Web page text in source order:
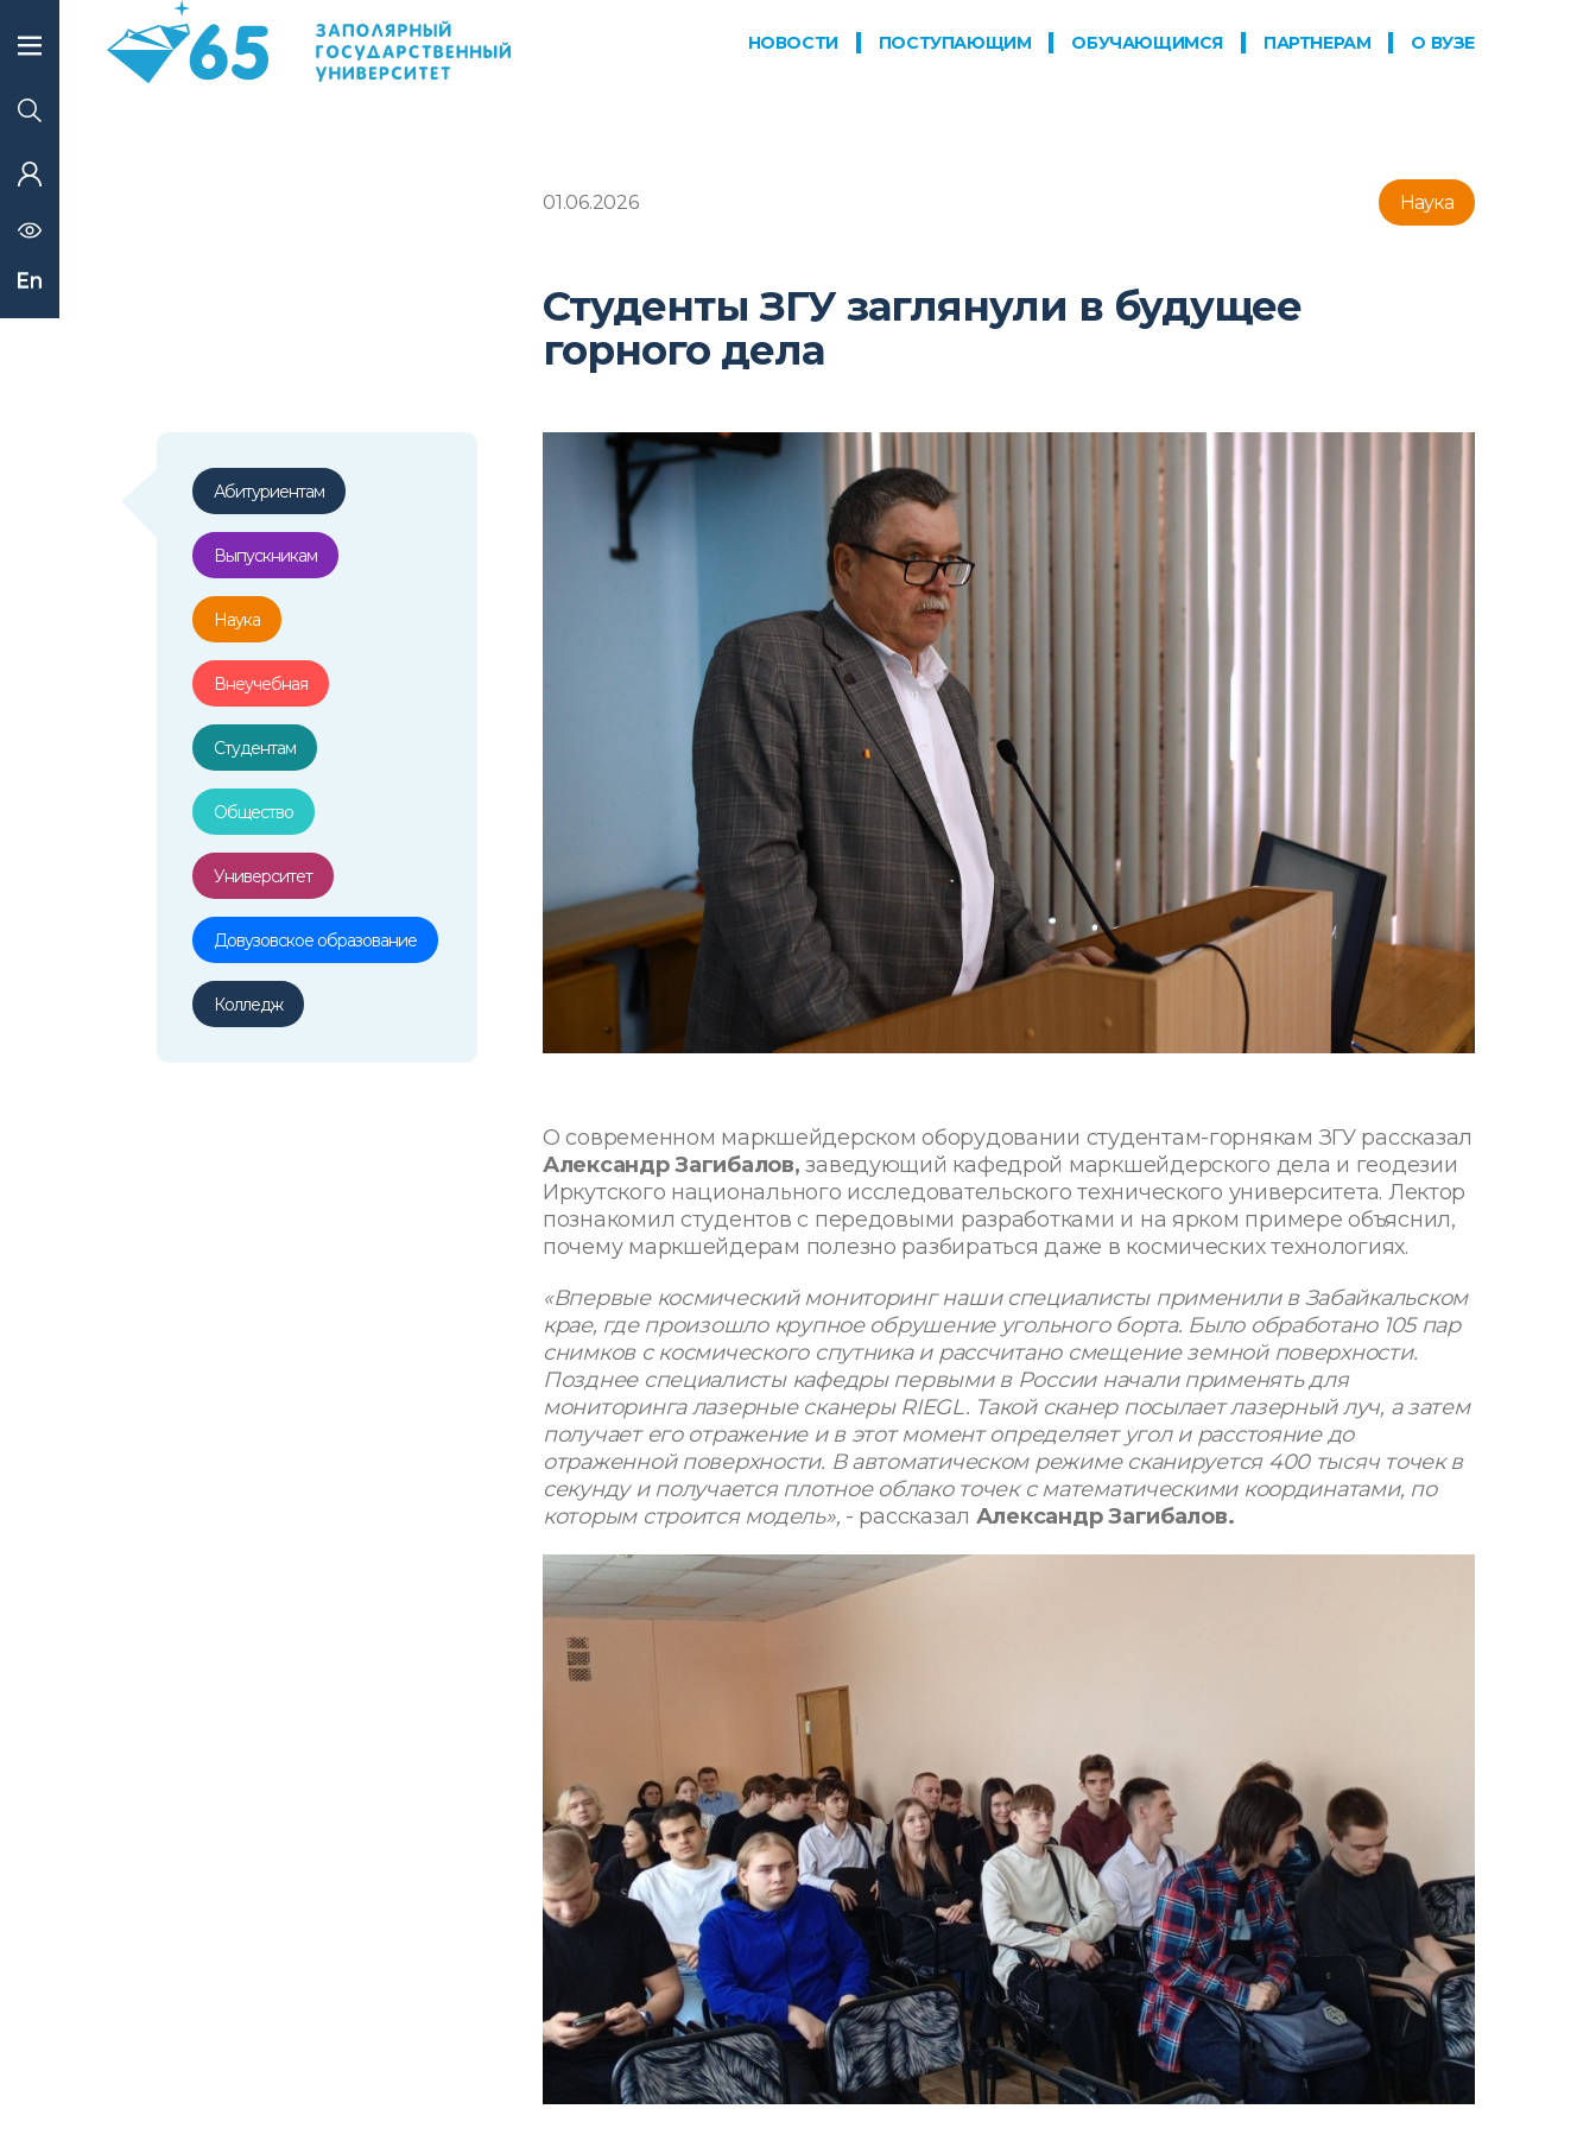
НОВОСТИ ПОСТУПАЮЩИМ ОБУЧАЮЩИМСЯ ПАРТНЕРАМ О ВУЗЕ
01.06.2026 Наука
Студенты ЗГУ заглянули в будущее
горного дела
Абитуриентам
Выпускникам
Наука
Внеучебная
Студентам
Общество
Университет
Довузовское образование
Колледж
О современном маркшейдерском оборудовании студентам-горнякам ЗГУ рассказал
Александр Загибалов, заведующий кафедрой маркшейдерского дела и геодезии
Иркутского национального исследовательского технического университета. Лектор
познакомил студентов с передовыми разработками и на ярком примере объяснил,
почему маркшейдерам полезно разбираться даже в космических технологиях.
«Впервые космический мониторинг наши специалисты применили в Забайкальском
крае, где произошло крупное обрушение угольного борта. Было обработано 105 пар
снимков с космического спутника и рассчитано смещение земной поверхности.
Позднее специалисты кафедры первыми в России начали применять для
мониторинга лазерные сканеры RIEGL. Такой сканер посылает лазерный луч, а затем
получает его отражение и в этот момент определяет угол и расстояние до
отраженной поверхности. В автоматическом режиме сканируется 400 тысяч точек в
секунду и получается плотное облако точек с математическими координатами, по
которым строится модель», - рассказал Александр Загибалов.